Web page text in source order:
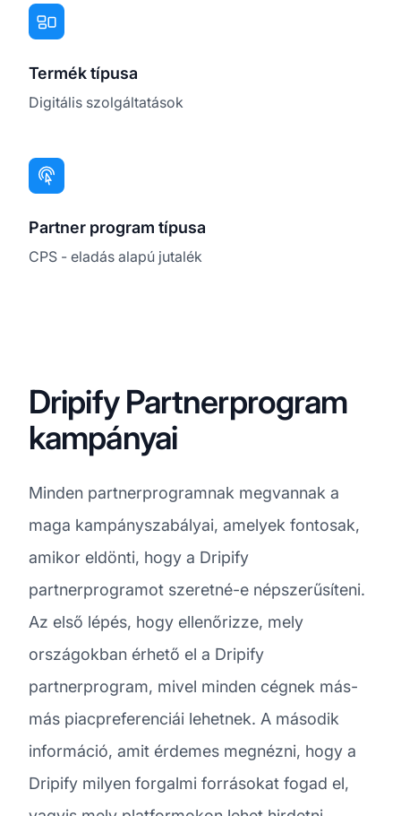
Termék típusa
Digitális szolgáltatások
Partner program típusa
CPS - eladás alapú jutalék
Dripify Partnerprogram
kampányai
Minden partnerprogramnak megvannak a
maga kampányszabályai, amelyek fontosak,
amikor eldönti, hogy a Dripify
partnerprogramot szeretné-e népszerűsíteni.
Az első lépés, hogy ellenőrizze, mely
országokban érhető el a Dripify
partnerprogram, mivel minden cégnek más-
más piacpreferenciái lehetnek. A második
információ, amit érdemes megnézni, hogy a
Dripify milyen forgalmi forrásokat fogad el,